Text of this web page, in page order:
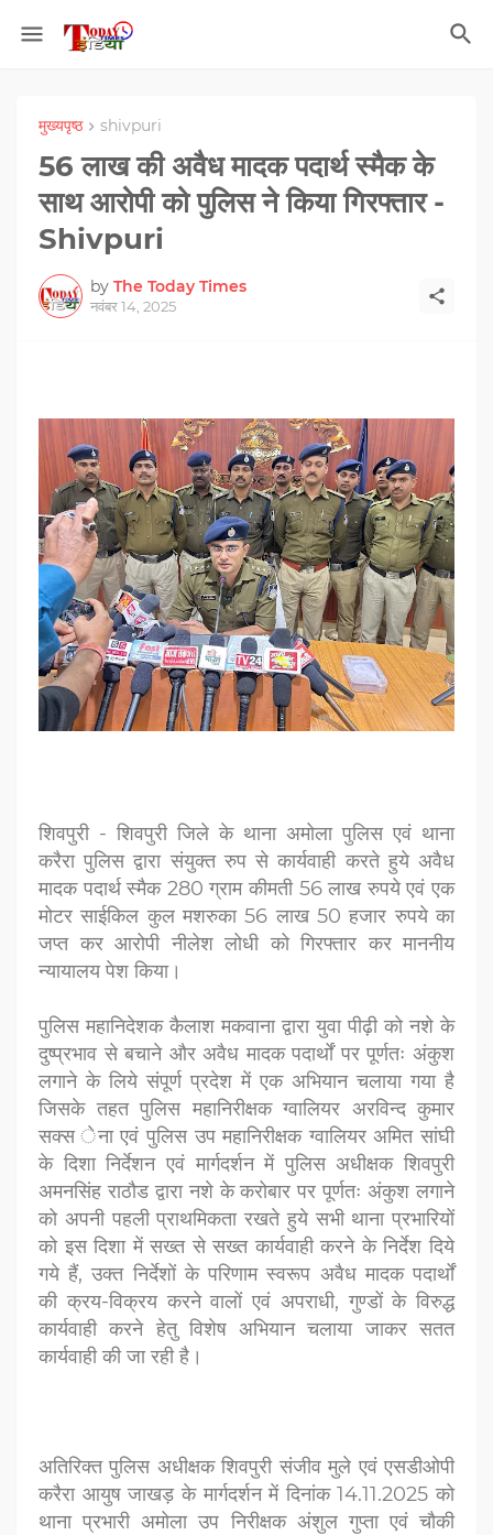
मुख्यपृष्ठ shivpuri
56 लाख की अवैध मादक पदार्थ स्‍मैक के
साथ आरोपी को पुलिस ने किया गिरफ्तार -
Shivpuri
by The Today Times
नवंबर 14, 2025
शिवपुरी - शिवपुरी जिले के थाना अमोला पुलिस एवं थाना
करैरा पुलिस द्वारा संयुक्त रुप से कार्यवाही करते हुये अवैध
मादक पदार्थ स्मैक 280 ग्राम कीमती 56 लाख रुपये एवं एक
मोटरसाईकिल कुल मशरुका 56 लाख 50 हजार रुपये का
जप्त कर आरोपी नीलेशलोधी को गिरफ्तार कर माननीय
न्यायालय पेश किया।
पुलिस महानिदेशक कैलाश मकवाना द्वारा युवा पीढ़ीको नशे के
दुष्प्रभाव से बचाने और अवैध मादक पदार्थों पर पूर्णतः अंकुश
लगाने केलिये संपूर्ण प्रदेश में एक अभियान चलाया गया है
जिसके तहत पुलिस महानिरीक्षकग्वालियर अरविन्द कुमार
सक्स ेना एवं पुलिस उप महानिरीक्षक ग्वालियर अमित सांघी
के दिशा निर्देशन एवं मार्गदर्शन में पुलिस अधीक्षक शिवपुरी
अमनसिंह राठौड द्वारा नशे के करोबार पर पूर्णतः अंकुश लगाने
को अपनी पहलीप्राथमिकता रखते हुये सभी थाना प्रभारियों
को इस दिशा में सख्त से सख्त कार्यवाहीकरने के निर्देश दिये
गये हैं, उक्त निर्देशों के परिणाम स्वरूप अवैध मादक पदार्थों
कीक्रय-विक्रय करने वालों एवं अपराधी, गुण्डों के विरुद्ध
कार्यवाही करने हेतु विशेष अभियान चलाया जाकर सतत
कार्यवाही की जा रही है।
अतिरिक्त पुलिस अधीक्षक शिवपुरी संजीव मुले एवं एसडीओपी
करैरा आयुष जाखड़ के मार्गदर्शन में दिनांक 14.11.2025 को
थाना प्रभारी अमोलाउप निरीक्षक अंशुल गुप्ता एवं चौकी